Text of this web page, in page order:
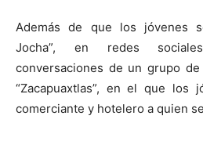
Además de que los jóvenes
Jocha”, en redes
conversaciones de un grupo de
“Zacapuaxtlas”, en el que los
comerciante y hotelero a quien